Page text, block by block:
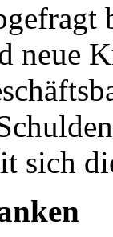
neue
sich